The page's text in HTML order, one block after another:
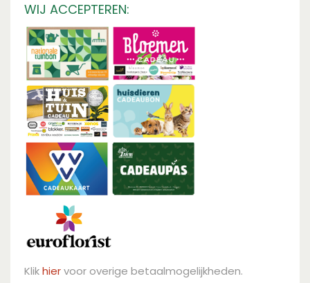
WIJ ACCEPTEREN:
Klikhiervoor overige betaalmogelijkheden.